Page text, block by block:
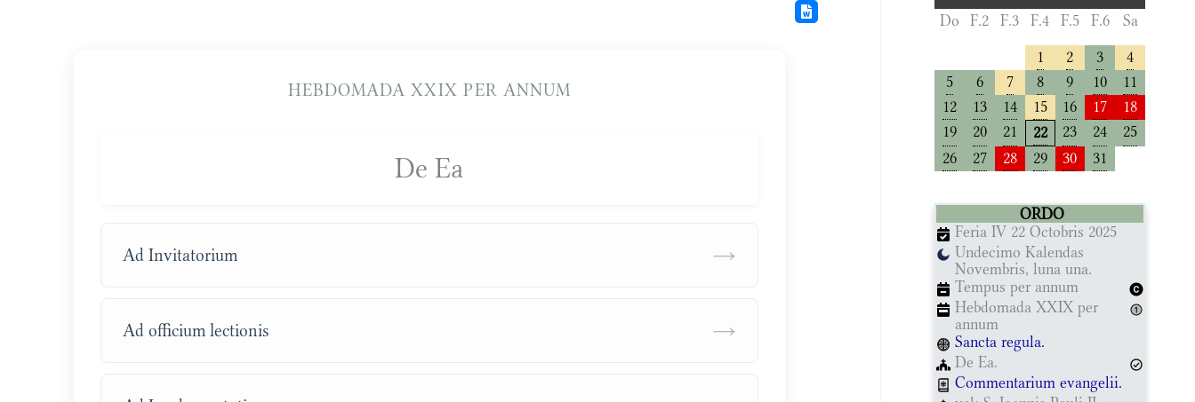
HEBDOMADA XXIX PER ANNUM
De Ea
Ad Invitatorium →
Ad officium lectionis →
Do F.2 F.3 F.4 F.5 F.6 Sa
1 2 3
4
5
6 7 8 9 10
11
12
13 14 15 16 17
18
19
20 21 22 23 24
25
26
27 28 29 30 31
ORDO
Feria IV 22 Octobris 2025
Undecimo Kalendas
Novembris, luna una.
Tempus per annum
Hebdomada XXIX per
annum
Sancta regula.
De Ea.
Commentarium evangelii.